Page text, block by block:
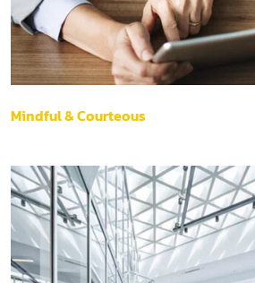
Mindful & Courteous